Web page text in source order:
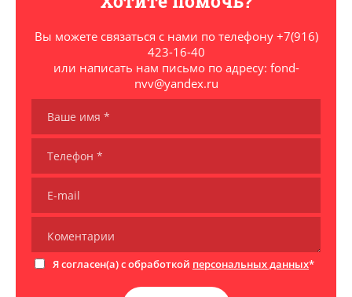
Вы можете связаться с нами по телефону +7(916)
423-16-40
или написать нам письмо по адресу: fond-
nvv@yandex.ru
Я согласен(а) с обработкой персональных данных*